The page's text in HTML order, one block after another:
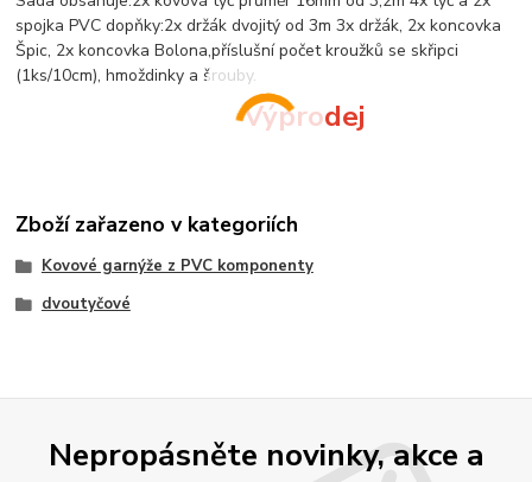
spojka PVC dopňky:2x držák dvojitý od 3m 3x držák, 2x koncovka
Špic, 2x koncovka Bolona,příslušní počet kroužků se skřipci
(1ks/10cm), hmoždinky a šrouby.
Výprodej
Zboží zařazeno v kategoriích
Kovové garnýže z PVC komponenty
dvoutyčové
Nepropásněte novinky, akce a